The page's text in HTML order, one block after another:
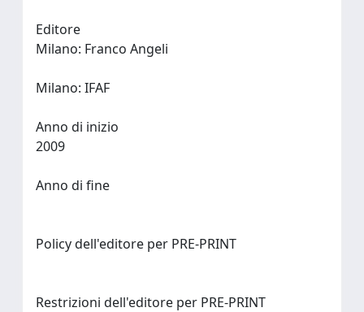
Editore
Milano: Franco Angeli
Anno di inizio
Anno di fine
Policy dell'editore per PRE-PRINT
Restrizioni dell'editore per PRE-PRINT